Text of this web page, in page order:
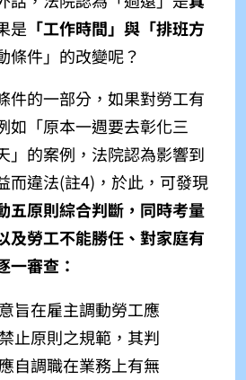
是 「工作時間」與「排班方
條件」的改變呢？
件的一部分，如果對勞工有
如「原本一週要去彰化三
」的案例，法院認為影響到
而違法(註4)，於此，可發現
五原則綜合判斷，同時考量
及勞工不能勝任、對家庭有
一審查：
旨在雇主調動勞工應
止原則之規範，其判
自調職在業務上有無